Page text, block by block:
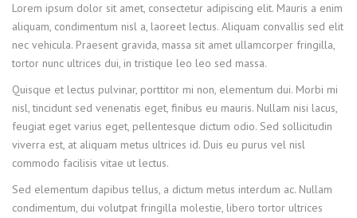
Lorem ipsum dolor sit amet, consectetur adipiscing elit. Mauris a enim
aliquam, condimentum nisl a, laoreet lectus. Aliquam convallis sed elit
nec vehicula. Praesent gravida, massa sit amet ullamcorper fringilla,
tortor nunc ultrices dui, in tristique leo leo sed massa.
Quisque et lectus pulvinar, porttitor mi non, elementum dui. Morbi mi
nisl, tincidunt sed venenatis eget, finibus eu mauris. Nullam nisi lacus,
feugiat eget varius eget, pellentesque dictum odio. Sed sollicitudin
viverra est, at aliquam metus ultrices id. Duis eu purus vel nisl
commodo facilisis vitae ut lectus.
Sed elementum dapibus tellus, a dictum metus interdum ac. Nullam
condimentum, dui volutpat fringilla molestie, libero tortor ultrices